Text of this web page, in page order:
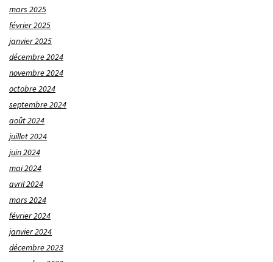
mars 2025
février 2025
janvier 2025
décembre 2024
novembre 2024
octobre 2024
septembre 2024
août 2024
juillet 2024
juin 2024
mai 2024
avril 2024
mars 2024
février 2024
janvier 2024
décembre 2023